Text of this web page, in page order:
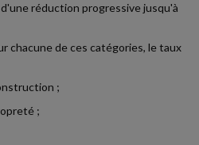
réduction progressive jusqu'à
chacune de ces catégories, le taux
;
;